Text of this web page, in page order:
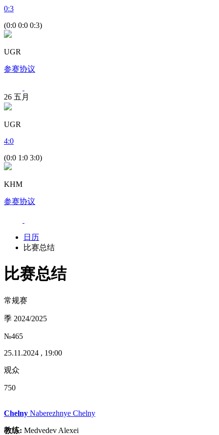
0:3
(0:0 0:0 0:3)
UGR
参赛协议
26 五月
UGR
4:0
(0:0 1:0 3:0)
KHM
参赛协议
日历
比赛总结
比赛总结
常规赛
季 2024/2025
№465
25.11.2024 , 19:00
观众
750
Chelny Naberezhnye Chelny
教练: Medvedev Alexei